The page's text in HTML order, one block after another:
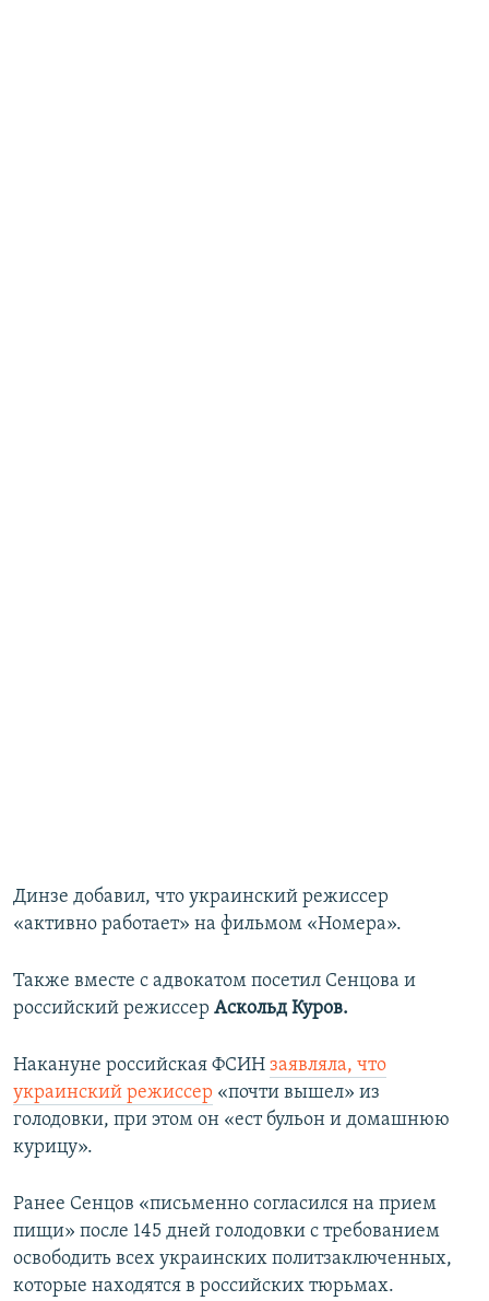
Динзе добавил, что украинский режиссер
«активно работает» на фильмом «Номера».
Также вместе с адвокатом посетил Сенцова и
российский режиссер Аскольд Куров.
Накануне российская ФСИН заявляла, что
украинский режиссер «почти вышел» из
голодовки, при этом он «ест бульон и домашнюю
курицу».
Ранее Сенцов «письменно согласился на прием
пищи» после 145 дней голодовки с требованием
освободить всех украинских политзаключенных,
которые находятся в российских тюрьмах.